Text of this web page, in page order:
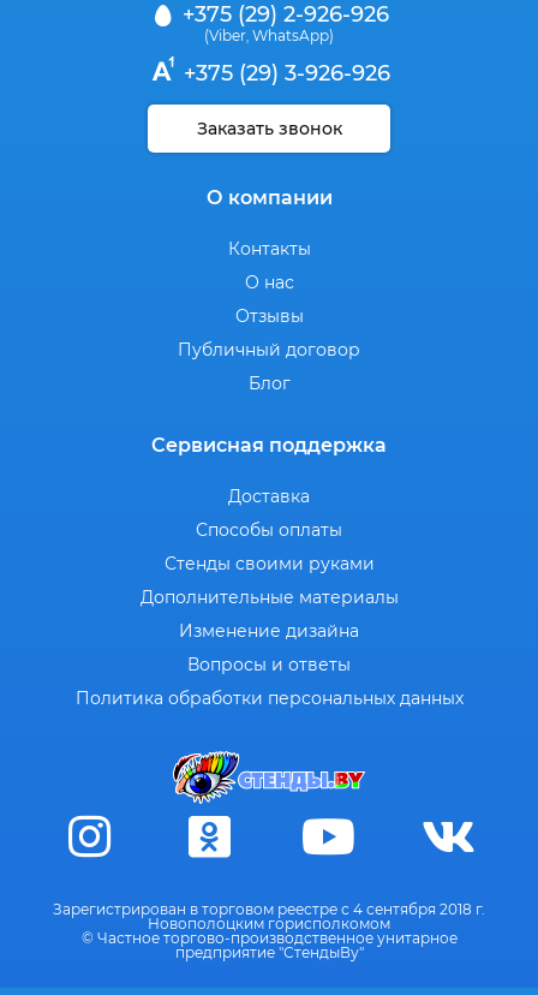
+375 (29) 2-926-926
(Viber WhatsApp)
+375 (29) 3-926-926
Заказать звонок
О компании
Контакты
О нас
Отзывы
Публичный договор
Блог
Сервисная поддержка
Доставка
Способы оплаты
Стенды своими руками
Дополнительные материалы
Изменение дизайна
Вопросы и ответы
Политика обработки персональных данных
Зарегистрирован в торговом реестре с 4 сентября 2018 г.
Новополоцким горисполкомом
© Частное торгово-производственное унитарное
предприятие "СтендыВу"